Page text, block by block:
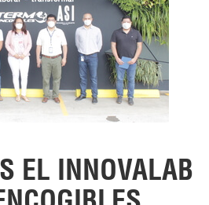
EL INNOVALAB